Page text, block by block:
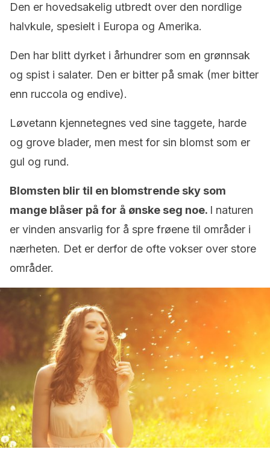
Den er hovedsakelig utbredt over den nordlige
halvkule, spesielt i Europa og Amerika.
Den har blitt dyrket i århundrer som en grønnsak
og spist i salater. Den er bitter på smak (mer bitter
enn ruccola og endive).
Løvetann kjennetegnes ved sine taggete, harde
og grove blader, men mest for sin blomst som er
gul og rund.
Blomsten blir til en blomstrende sky som
mange blåser på for å ønske seg noe. I naturen
er vinden ansvarlig for å spre frøene til områder i
nærheten. Det er derfor de ofte vokser over store
områder.